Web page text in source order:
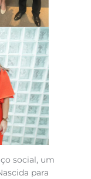
social, um
para